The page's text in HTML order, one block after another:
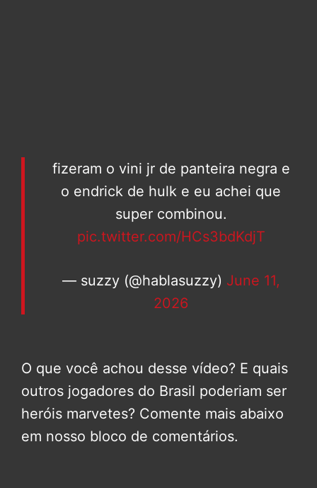
fizeram o vini jr de panteira negra e
o endrick de hulk e eu achei que
super combinou.
pic.twitter.com/HCs3bdKdjT
— suzzy (@hablasuzzy) June 11,
2026
O que você achou desse vídeo? E quais
outros jogadores do Brasil poderiam ser
heróis marvetes? Comente mais abaixo
em nosso bloco de comentários.